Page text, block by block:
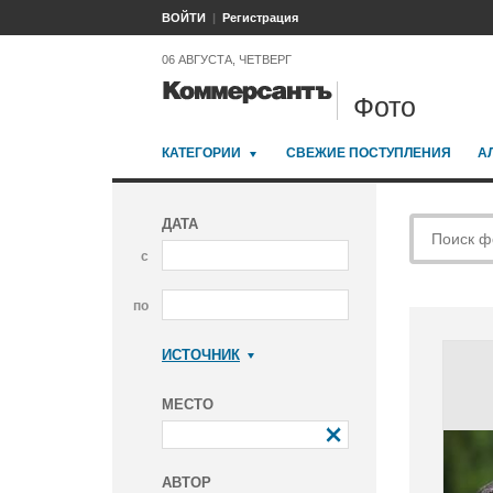
ВОЙТИ Регистрация
06 АВГУСТА, ЧЕТВЕРГ
Фото
КАТЕГОРИИ СВЕЖИЕ ПОСТУПЛЕНИЯ
ДАТА
с
по
ИСТОЧНИК
МЕСТО
АВТОР